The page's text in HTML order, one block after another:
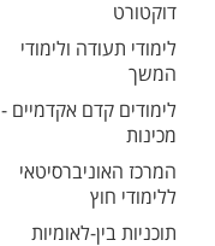
דוקטורט
לימודי תעודה ולימודי
המשך
לימודים קדם אקדמיים -
מכינות
המרכז האוניברסיטאי
ללימודי חוץ
תוכניות בין-לאומיות